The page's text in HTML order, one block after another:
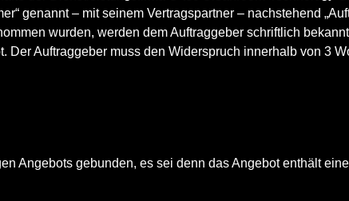
genannt – mit seinem Vertragspartner – nachstehend
wurden, werden dem Auftraggeber schriftlich
Auftraggeber muss den Widerspruch innerhalb von 3
Angebots gebunden, es sei denn das Angebot enthält eine